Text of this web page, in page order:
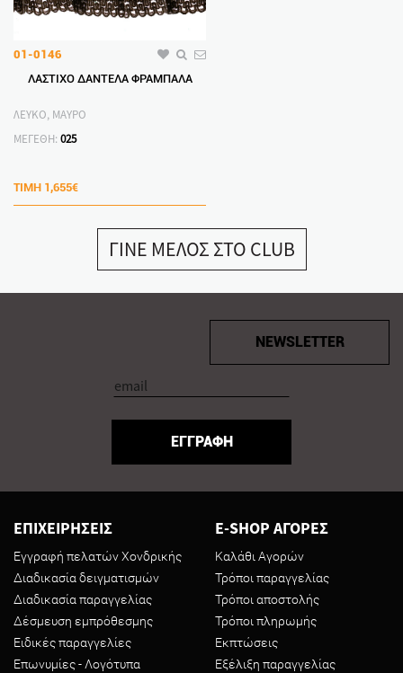
01-0146
ΛΑΣΤΙΧΟ ΔΑΝΤΕΛΑ ΦΡΑΜΠΑΛΑ
ΛΕΥΚΟ, ΜΑΥΡΟ
ΜΕΓΕΘΗ: 025
ΤΙΜΗ 1,655€
ΓΙΝΕ ΜΕΛΟΣ ΣΤΟ CLUB
NEWSLETTER
ΕΓΓΡΑΦΗ
ΕΠΙΧΕΙΡΗΣΕΙΣ
Εγγραφή πελατών Χονδρικής
Διαδικασία δειγματισμών
Διαδικασία παραγγελίας
Δέσμευση εμπρόθεσμης
Ειδικές παραγγελίες
Επωνυμίες - Λογότυπα
E-SHOP ΑΓΟΡΕΣ
Καλάθι Αγορών
Τρόποι παραγγελίας
Τρόποι αποστολής
Τρόποι πληρωμής
Εκπτώσεις
Εξέλιξη παραγγελίας